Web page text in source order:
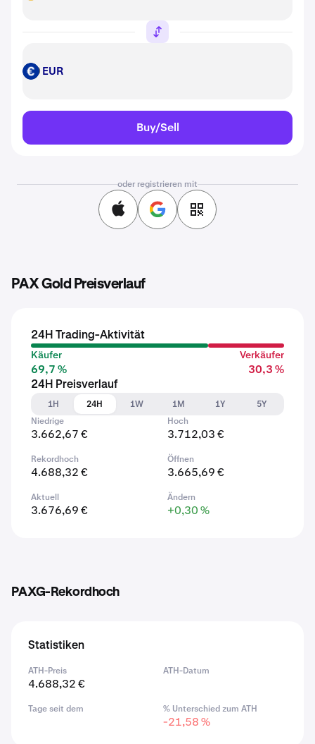
EUR EUR
Buy/Sell
oder registrieren mit
PAX Gold Preisverlauf
24H Trading-Aktivität
Käufer
69,7 %
Verkäufer
30,3 %
24H Preisverlauf
1H
24H 1W 1M 1Y
5Y
Niedrige
3.662,67 €
Hoch
3.712,03 €
Rekordhoch
4.688,32 €
Öffnen
3.665,69 €
Aktuell
3.676,69 €
Ändern
+0,30 %
PAXG-Rekordhoch
Statistiken
ATH-Preis
4.688,32 €
ATH-Datum
Tage seit dem % Unterschied zum ATH
-21,58 %